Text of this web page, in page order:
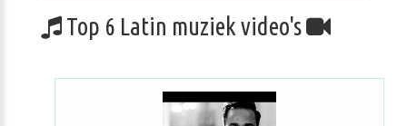
Top 6 Latin muziek video's